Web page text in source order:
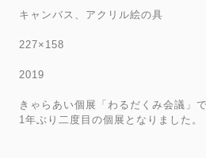
キャンバス、アクリル絵の具
227×158
2019
きゃらあい個展「わるだくみ会議」
1年ぶり二度目の個展となりました。